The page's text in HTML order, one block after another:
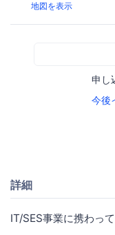
地図を表示
申し
今後
詳細
IT/SES事業に携わっ